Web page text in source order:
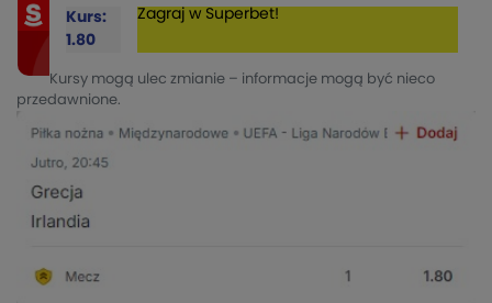
Kurs:
1.80
Zagraj w Superbet!
Kursy mogą ulec zmianie – informacje mogą być nieco
przedawnione.